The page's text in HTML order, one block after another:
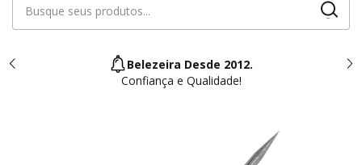
Belezeira Desde 2012.
Confiança e Qualidade!